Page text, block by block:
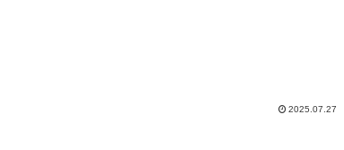
2025.07.27